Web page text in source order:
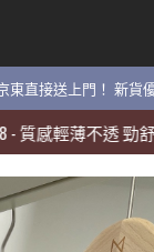
東直接送上門！ 新
薄不透 勁舒服既
東直接送上門！ 新
薄不透 勁舒服既